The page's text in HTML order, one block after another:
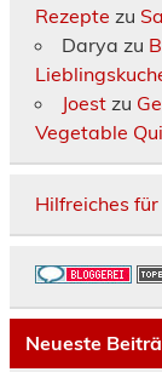
Rezepte zu
Darya zu
Joestzu
Vegetable
Hilfreiches
Neueste